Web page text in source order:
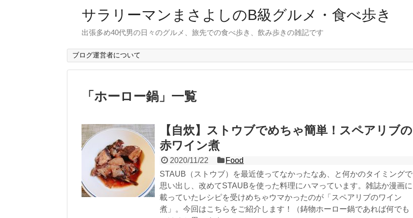
サラリーマンまさよしのB級グルメ・食べ歩き
出張多め40代男の日々のグルメ、旅先での食べ歩き、飲み歩きの雑記です
ブログ運営者について
「 ホーロー鍋 」 一覧
【自炊】ストウブでめちゃ簡単！スペアリブの
赤ワイン煮
2020/11/22
Food
STAUB（ストウブ）を最近使ってなかったなあ、と何かのタイミングで
思い出し、改めてSTAUBを使った料理にハマっています。雑誌か漫画に
載っていたレシピを受けめちゃウマかったのが「スペアリブのワイン
煮」。今回はこちらをご紹介します！（鋳物ホーロー鍋であれば何でも